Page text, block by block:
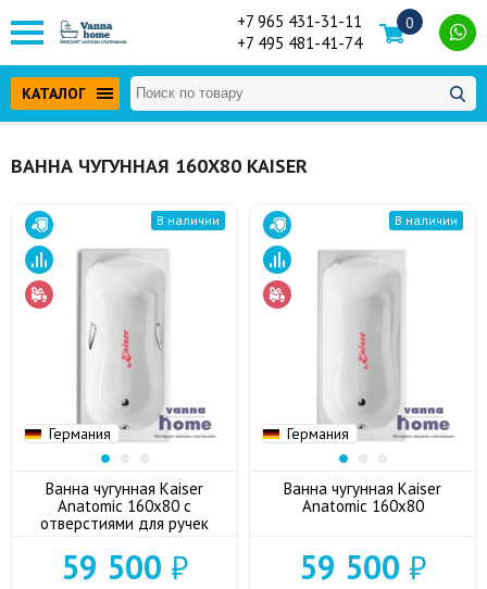
+7 965 431-31-11
+7 495 481-41-74
0
КАТАЛОГ
ВАННА ЧУГУННАЯ 160Х80 KAISER
Германия
В наличии
Ванна чугунная Kaiser
Anatomic 160x80 с
отверстиями для ручек
59 500 ₽
Германия
В наличии
Ванна чугунная Kaiser
Anatomic 160x80
59 500 ₽